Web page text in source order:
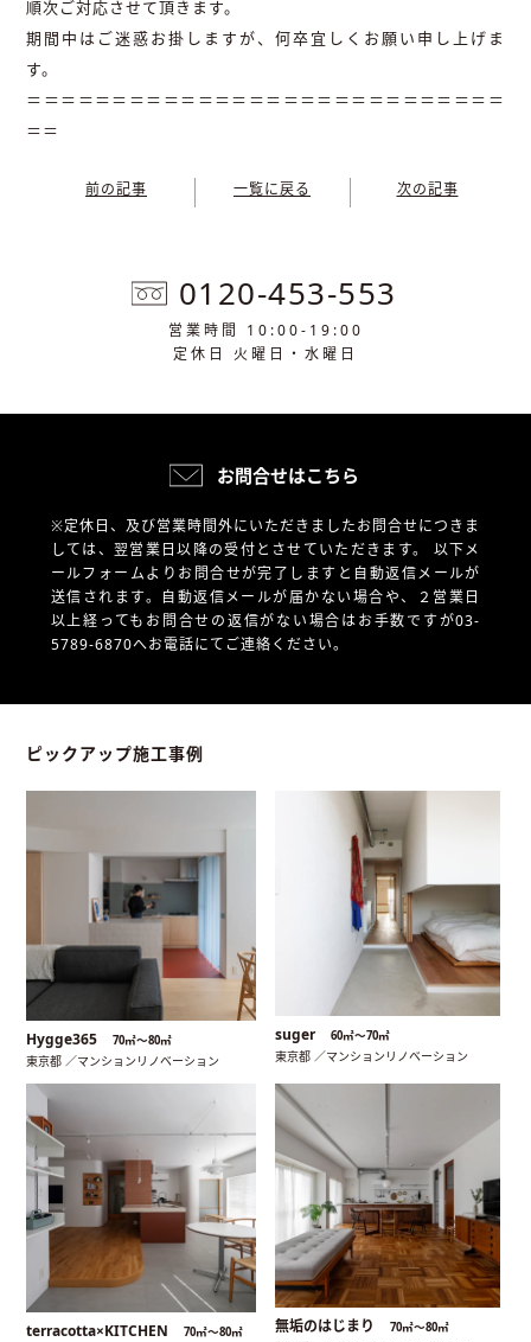
順次ご対応させて頂きます。
期間中はご迷惑お掛しますが、何卒宜しくお願い申し上げま
す。
＝＝＝＝＝＝＝＝＝＝＝＝＝＝＝＝＝＝＝＝＝＝＝＝＝＝＝＝
＝＝
前の記事 一覧に戻る 次の記事
0120-453-553
営業時間 10:00-19:00
定休日 火曜日・水曜日
お問合せはこちら
※定休日、及び営業時間外にいただきましたお問合せにつきま
しては、翌営業日以降の受付とさせていただきます。 以下メ
ールフォームよりお問合せが完了しますと自動返信メールが
送信されます。自動返信メールが届かない場合や、
２営業日
以上経ってもお問合せの返信がない場合はお手数ですが03-
5789-6870へお電話にてご連絡ください。
ピックアップ施工事例
Hygge365 70㎡〜80㎡
東京都 ／マンションリノベーション
suger 60㎡〜70㎡
東京都 ／マンションリノベーション
terracotta×KITCHEN 70㎡〜80㎡ 無垢のはじまり 70㎡〜80㎡